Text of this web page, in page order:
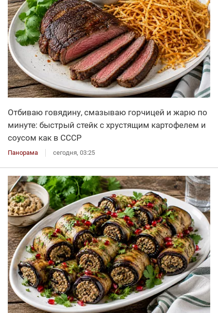
Отбиваю говядину, смазываю горчицей и жарю по
минуте: быстрый стейк с хрустящим картофелем и
соусом как в СССР
Панорама сегодня, 03:25